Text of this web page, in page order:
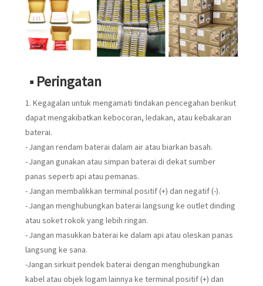
■ Peringatan
1. Kegagalan untuk mengamati tindakan pencegahan berikut
dapat mengakibatkan kebocoran, ledakan, atau kebakaran
baterai.
- Jangan rendam baterai dalam air atau biarkan basah.
- Jangan gunakan atau simpan baterai di dekat sumber
panas seperti api atau pemanas.
- Jangan membalikkan terminal positif (+) dan negatif (-).
- Jangan menghubungkan baterai langsung ke outlet dinding
atau soket rokok yang lebih ringan.
- Jangan masukkan baterai ke dalam api atau oleskan panas
langsung ke sana.
-Jangan sirkuit pendek baterai dengan menghubungkan
kabel atau objek logam lainnya ke terminal positif (+) dan